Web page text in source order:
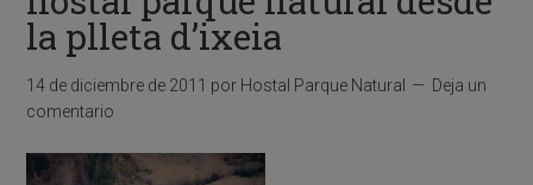
la plleta d’ixeia
14 de diciembre de 2011 por Hostal Parque Natural
Deja un
comentario